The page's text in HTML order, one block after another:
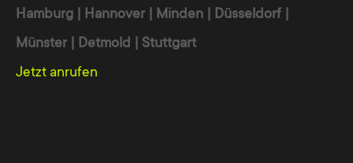
Hamburg | Hannover | Minden | Düsseldorf |
Münster | Detmold | Stuttgart
Jetzt anrufen